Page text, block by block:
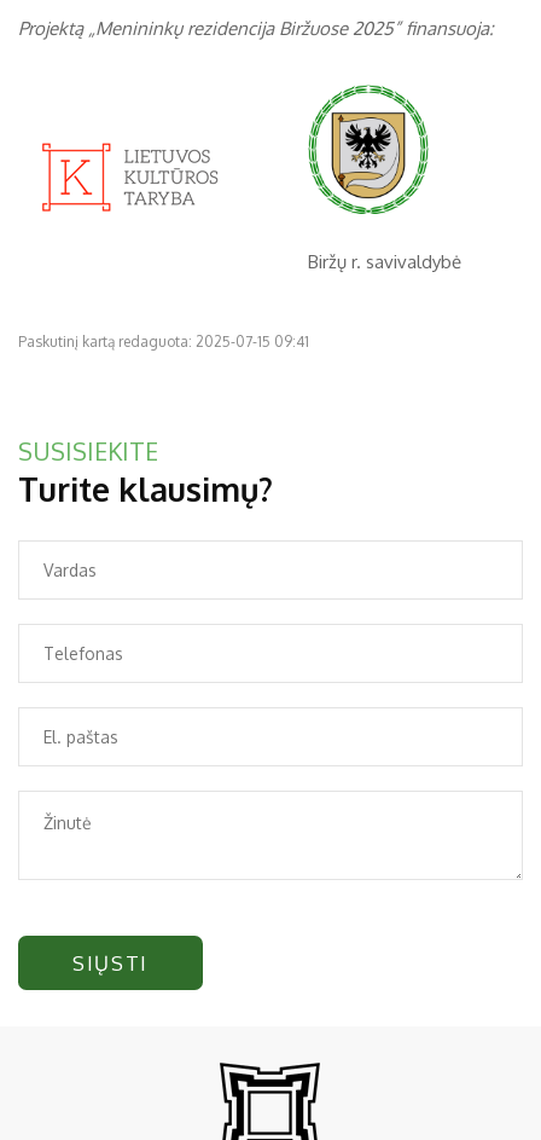
Projektą „Menininkų rezidencija Biržuose 2025” finansuoja:
Biržų r. savivaldybė
Paskutinį kartą redaguota: 2025-07-15 09:41
SUSISIEKITE
Turite klausimų?
SIŲSTI